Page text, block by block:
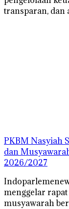
transparan,
PKBM Nasyiah
dan
2026/2027
menggelar
musyawarah